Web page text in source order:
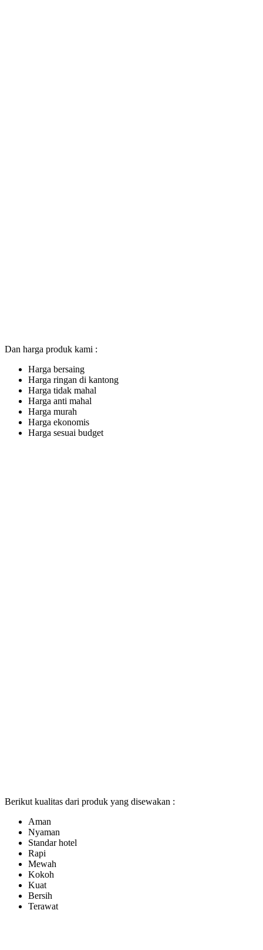
Dan harga produk kami :
Harga bersaing
Harga ringan di kantong
Harga tidak mahal
Harga anti mahal
Harga murah
Harga ekonomis
Harga sesuai budget
Berikut kualitas dari produk yang disewakan :
Aman
Nyaman
Standar hotel
Rapi
Mewah
Kokoh
Kuat
Bersih
Terawat